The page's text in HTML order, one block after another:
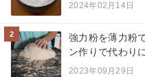
2024年02月14日
2
強力粉を薄力粉
ン作りで代わり
2023年09月29日